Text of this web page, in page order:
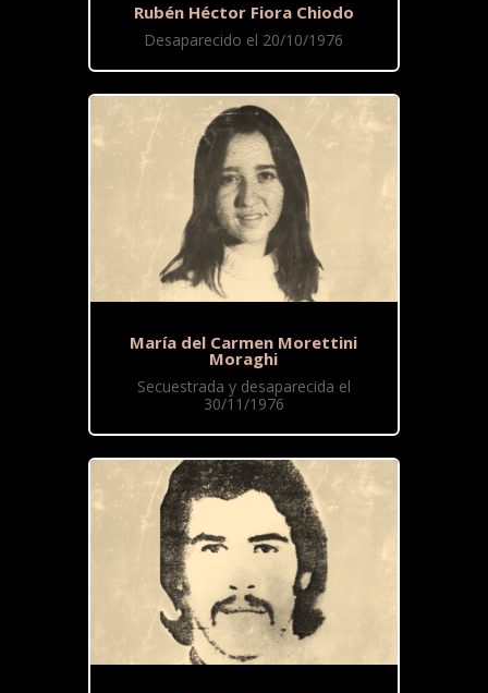
Rubén Héctor Fiora Chiodo
Desaparecido el 20/10/1976
María del Carmen Morettini
Moraghi
Secuestrada y desaparecida el
30/11/1976